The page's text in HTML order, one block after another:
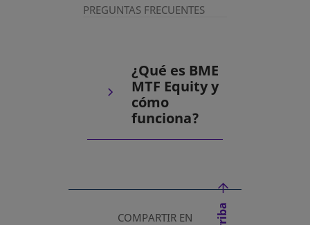
PREGUNTAS FRECUENTES
¿Qué es BME
MTF Equity y
cómo
funciona?
COMPARTIR EN